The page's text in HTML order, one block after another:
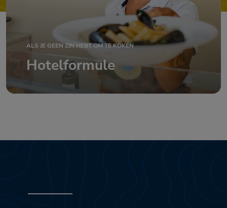
ALS JE GEEN ZIN HEBT OM TE KOKEN
Hotelformule